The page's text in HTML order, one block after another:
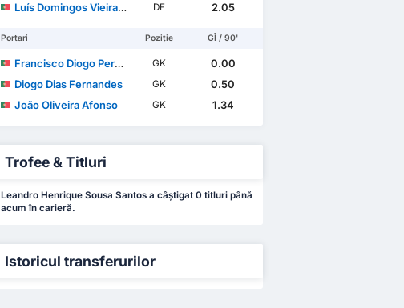
Luís Domingos Vieira Barata Gomes
DF 2.05
Portari Poziție GÎ / 90'
Francisco Diogo Pereira Silva GK
0.00
Diogo Dias Fernandes
GK
0.50
João Oliveira Afonso
GK 1.34
Trofee & Titluri
Leandro Henrique Sousa Santos a câștigat 0 titluri până
acum în carieră.
Istoricul transferurilor